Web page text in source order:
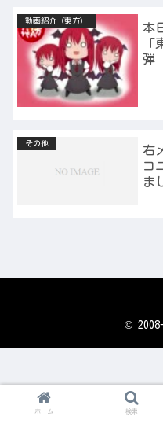
動画紹介（東方）
本
「
弾
その他
右
コ
ま
©
ホーム 検索